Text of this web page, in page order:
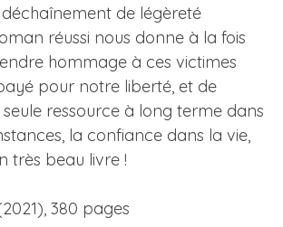
de légèreté
réussi nous donne à la fois
hommage à ces victimes
pour notre liberté, et de
ressource à long terme dans
la confiance dans la vie,
très beau livre !
380 pages